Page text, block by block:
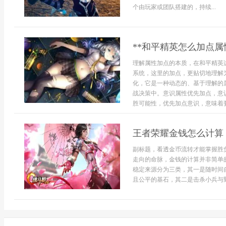
个由玩家或团队搭建的，持续...
**和平精英怎么加点
理解属性加点的本质，在和平精
系统，这里的加点，更贴切地理
化，它是一种动态的、基于理解
战决策中。意识属性优先加点，
胜可能性，优先加点意识，意味着
王者荣耀金钱怎么计
副标题，看透金币流转才能掌握
走向的命脉，金钱的计算并非简
稳定来源分为三类，其一是随时
且公平的基石，其二是击杀小兵